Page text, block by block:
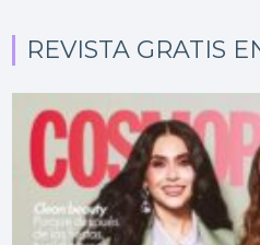
REVISTA GRATIS